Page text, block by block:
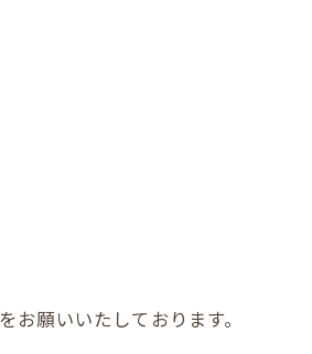
願いいたしております。